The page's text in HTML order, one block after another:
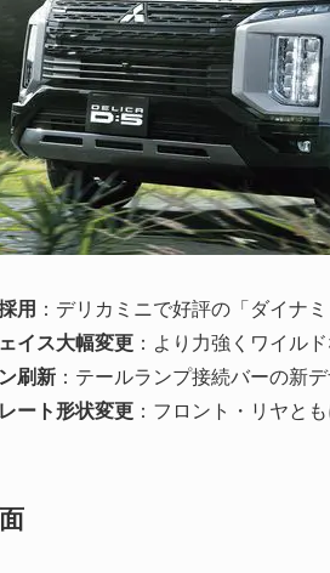
用 ：デリカミニで好評の「ダイナ
イス大幅変更 ：より力強くワイル
刷新 ：テールランプ接続バーの新
ート形状変更 ：フロント・リヤと